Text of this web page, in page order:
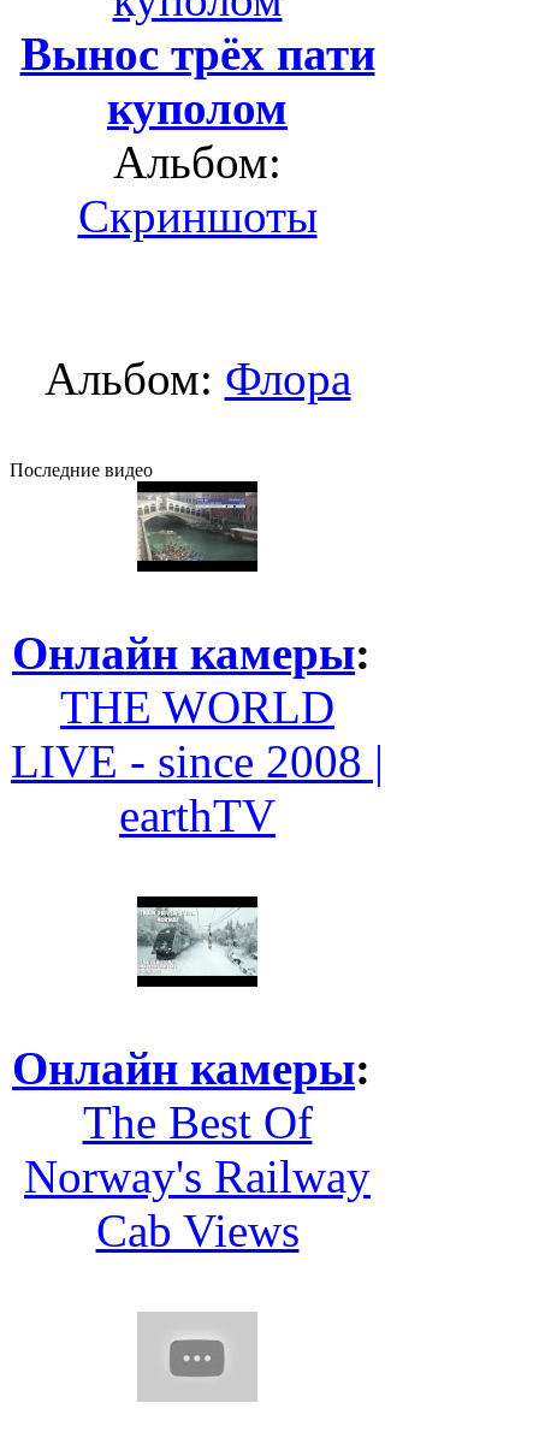
Вынос трёх пати
куполом
Альбом:
Скриншоты
Альбом: Флора
Последние видео
Онлайн камеры:
THE WORLD
LIVE - since 2008 |
earthTV
Онлайн камеры:
The Best Of
Norway's Railway
Cab Views